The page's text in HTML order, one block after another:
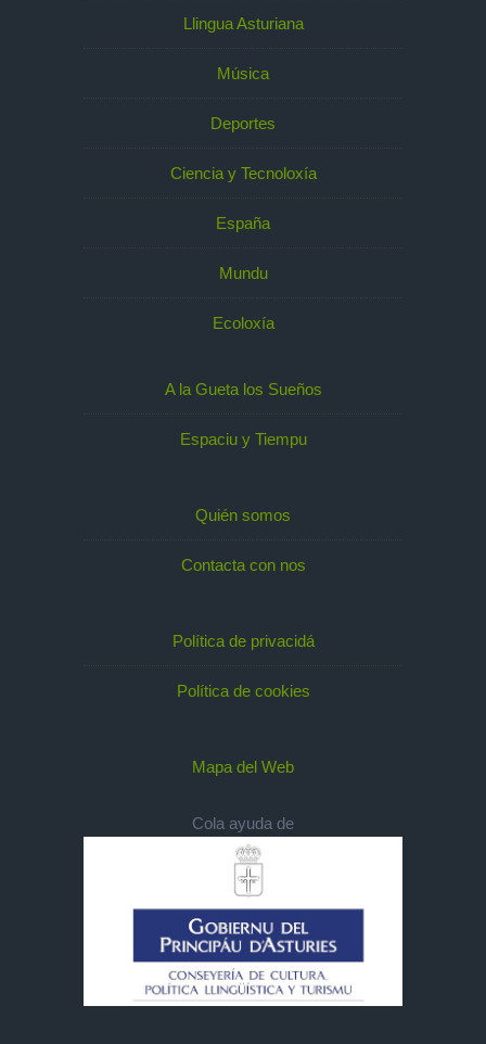
Llingua Asturiana
Música
Deportes
Ciencia y Tecnoloxía
España
Mundu
Ecoloxía
A la Gueta los Sueños
Espaciu y Tiempu
Quién somos
Contacta con nos
Política de privacidá
Política de cookies
Mapa del Web
Cola ayuda de